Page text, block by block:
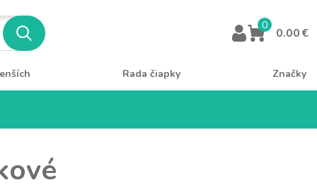
0
0.00 €
Rada čiapky Značky